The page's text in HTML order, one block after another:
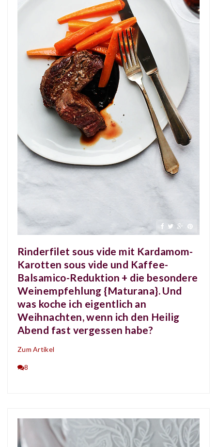
Rinderfilet sous vide mit Kardamom-
Karotten sous vide und Kaffee-
Balsamico-Reduktion + die besondere
Weinempfehlung {Maturana}. Und
was koche ich eigentlich an
Weihnachten, wenn ich den Heilig
Abend fast vergessen habe?
Zum Artikel
8